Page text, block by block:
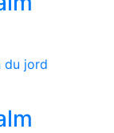
du jord